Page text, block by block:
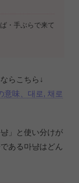
・手ぶらで来て
らこちら↓
意味、대로, 채로
」と使い分けが
ある마냥はどん